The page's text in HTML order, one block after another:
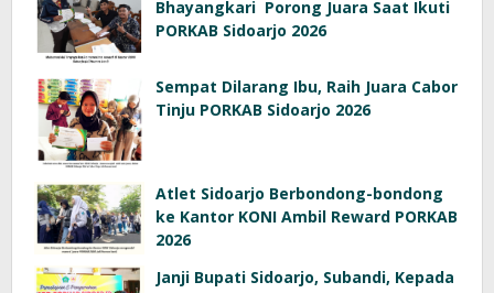
Bhayangkari Porong Juara Saat Ikuti
PORKAB Sidoarjo 2026
Sempat Dilarang Ibu, Raih Juara Cabor
Tinju PORKAB Sidoarjo 2026
Atlet Sidoarjo Berbondong-bondong
ke Kantor KONI Ambil Reward PORKAB
2026
Janji Bupati Sidoarjo, Subandi, Kepada